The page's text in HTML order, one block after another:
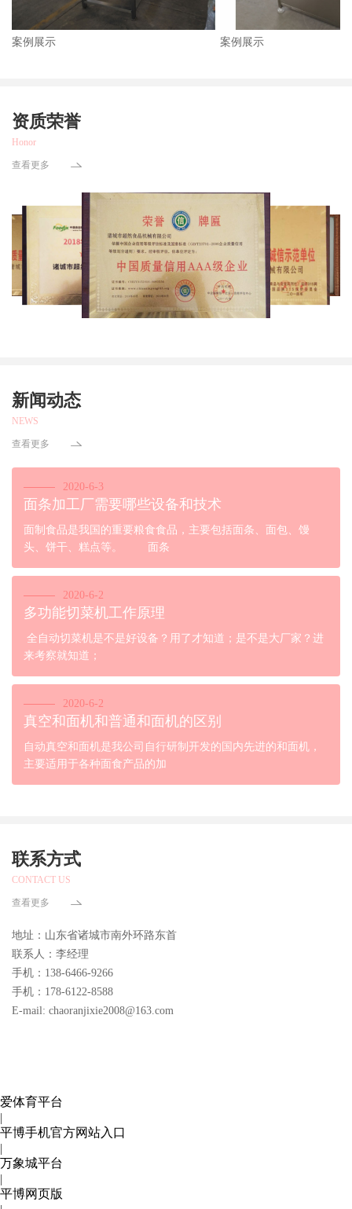
案例展示 案例展示
资质荣誉
Honor
查看更多
新闻动态
NEWS
查看更多
2020-6-3
面条加工厂需要哪些设备和技术
面制食品是我国的重要粮食食品，主要包括面条、面包、馒
头、饼干、糕点等。 面条
2020-6-2
多功能切菜机工作原理
全自动切菜机是不是好设备？用了才知道；是不是大厂家？进
来考察就知道；
2020-6-2
真空和面机和普通和面机的区别
自动真空和面机是我公司自行研制开发的国内先进的和面机，
主要适用于各种面食产品的加
联系方式
CONTACT US
查看更多
地址：山东省诸城市南外环路东首
联系人：李经理
手机：138-6466-9266
手机：178-6122-8588
E-mail: chaoranjixie2008@163.com
爱体育平台
|
平博手机官方网站入口
|
万象城平台
|
平博网页版